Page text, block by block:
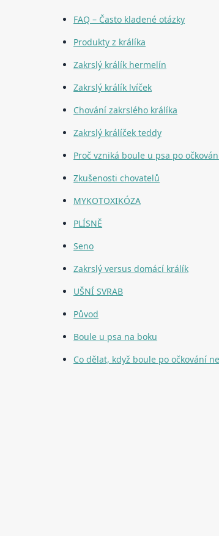
FAQ – Často kladené otázky
Produkty z králíka
Zakrslý králík hermelín
Zakrslý králík lvíček
Chování zakrslého králíka
Zakrslý králíček teddy
Proč vzniká boule u psa po
Zkušenosti chovatelů
MYKOTOXIKÓZA
PLÍSNĚ
Seno
Zakrslý versus domácí králík
UŠNÍ SVRAB
Původ
Boule u psa na boku
Co dělat, když boule po očkování